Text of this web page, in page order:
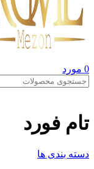
0 مورد
تام فورد
دسته بندی ها